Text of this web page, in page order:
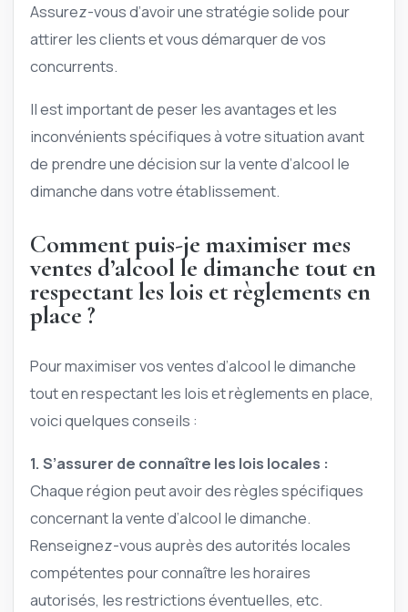
Assurez-vous d’avoir une stratégie solide pour
attirer les clients et vous démarquer de vos
concurrents.
Il est important de peser les avantages et les
inconvénients spécifiques à votre situation avant
de prendre une décision sur la vente d’alcool le
dimanche dans votre établissement.
Comment puis-je maximiser mes
ventes d’alcool le dimanche tout en
respectant les lois et règlements en
place ?
Pour maximiser vos ventes d’alcool le dimanche
tout en respectant les lois et règlements en place,
voici quelques conseils :
1. S’assurer de connaître les lois locales :
Chaque région peut avoir des règles spécifiques
concernant la vente d’alcool le dimanche.
Renseignez-vous auprès des autorités locales
compétentes pour connaître les horaires
autorisés, les restrictions éventuelles, etc.